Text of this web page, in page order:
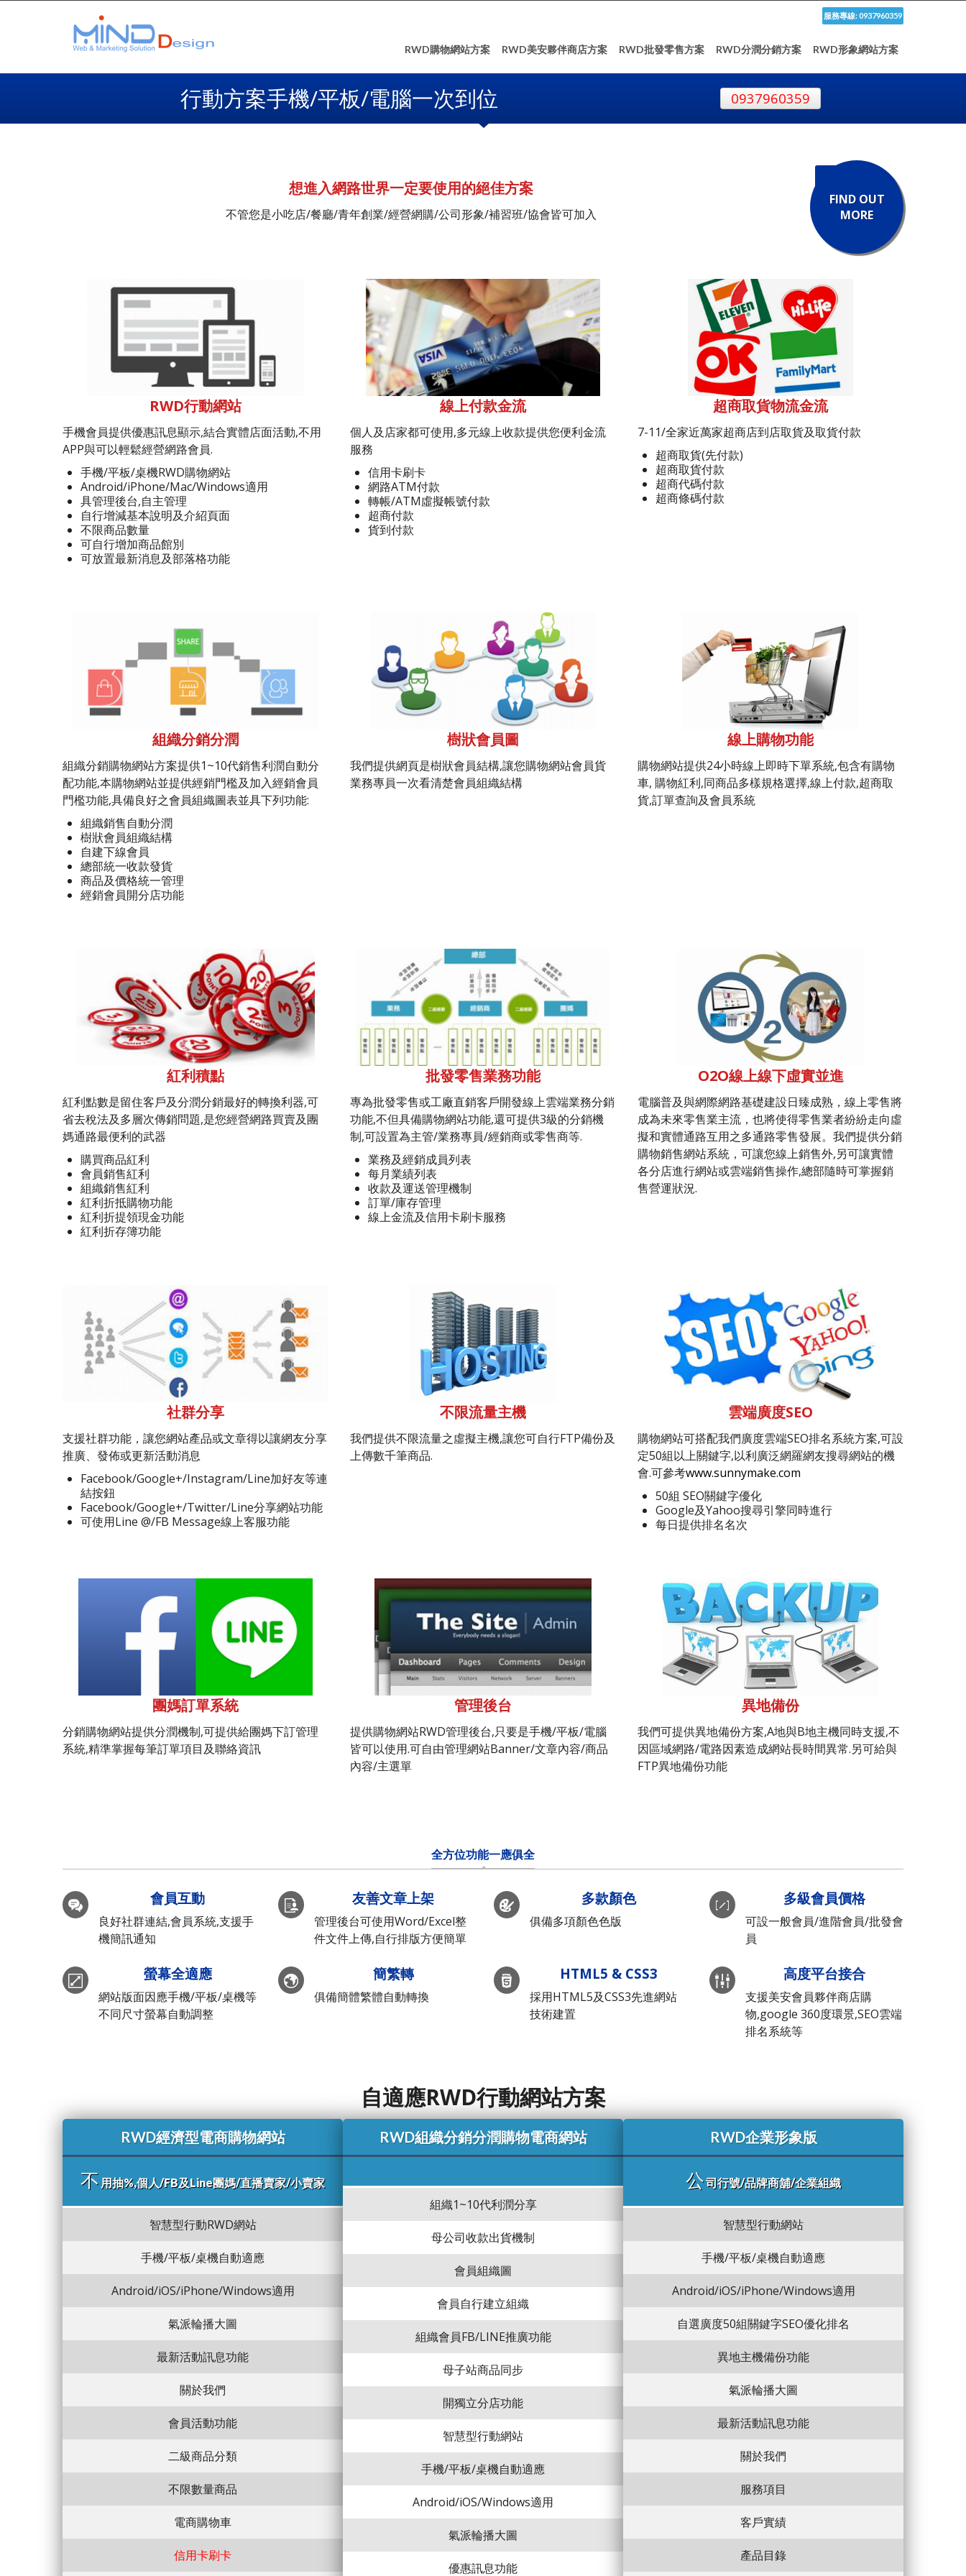
服務專線: 0937960359
RWD購物網站方案 RWD美安夥伴商店方案 RWD批發零售方案 RWD分潤分銷方案 RWD形象網站方案
行動方案手機/平板/電腦一次到位 0937960359
想進入網路世界一定要使用的絕佳方案
不管您是小吃店/餐廳/青年創業/經營網購/公司形象/補習班/協會皆可加入
FIND OUT
MORE
RWD行動網站
手機會員提供優惠訊息顯示,結合實體店面活動,不用
APP與可以輕鬆經營網路會員.
手機/平板/桌機RWD購物網站
Android/iPhone/Mac/Windows適用
具管理後台,自主管理
自行增減基本說明及介紹頁面
不限商品數量
可自行增加商品館別
可放置最新消息及部落格功能
線上付款金流
個人及店家都可使用,多元線上收款提供您便利金流
服務
信用卡刷卡
網路ATM付款
轉帳/ATM虛擬帳號付款
超商付款
貨到付款
超商取貨物流金流
7-11/全家近萬家超商店到店取貨及取貨付款
超商取貨(先付款)
超商取貨付款
超商代碼付款
超商條碼付款
組織分銷分潤
組織分銷購物網站方案提供1~10代銷售利潤自動分
配功能,本購物網站並提供經銷門檻及加入經銷會員
門檻功能,具備良好之會員組織圖表並具下列功能:
組織銷售自動分潤
樹狀會員組織結構
自建下線會員
總部統一收款發貨
商品及價格統一管理
經銷會員開分店功能
樹狀會員圖
我們提供網頁是樹狀會員結構,讓您購物網站會員貨
業務專員一次看清楚會員組織結構
線上購物功能
購物網站提供24小時線上即時下單系統,包含有購物
車, 購物紅利,同商品多樣規格選擇,線上付款,超商取
貨,訂單查詢及會員系統
紅利積點
紅利點數是留住客戶及分潤分銷最好的轉換利器,可
省去稅法及多層次傳銷問題,是您經營網路買賣及團
媽通路最便利的武器
購買商品紅利
會員銷售紅利
組織銷售紅利
紅利折抵購物功能
紅利折提領現金功能
紅利折存簿功能
批發零售業務功能
專為批發零售或工廠直銷客戶開發線上雲端業務分銷
功能,不但具備購物網站功能,還可提供3級的分銷機
制,可設置為主管/業務專員/經銷商或零售商等.
業務及經銷成員列表
每月業績列表
收款及運送管理機制
訂單/庫存管理
線上金流及信用卡刷卡服務
O2O線上線下虛實並進
電腦普及與網際網路基礎建設日臻成熟，線上零售將
成為未來零售業主流，也將使得零售業者紛紛走向虛
擬和實體通路互用之多通路零售發展。我們提供分銷
購物銷售網站系統，可讓您線上銷售外,另可讓實體
各分店進行網站或雲端銷售操作,總部隨時可掌握銷
售營運狀況.
社群分享
支援社群功能，讓您網站產品或文章得以讓網友分享
推廣、發佈或更新活動消息
Facebook/Google+/Instagram/Line加好友等連
結按鈕
Facebook/Google+/Twitter/Line分享網站功能
可使用Line @/FB Message線上客服功能
不限流量主機
我們提供不限流量之虛擬主機,讓您可自行FTP備份及
上傳數千筆商品.
雲端廣度SEO
購物網站可搭配我們廣度雲端SEO排名系統方案,可設
定50組以上關鍵字,以利廣泛網羅網友搜尋網站的機
會.可參考www.sunnymake.com
50組 SEO關鍵字優化
Google及Yahoo搜尋引擎同時進行
每日提供排名名次
團媽訂單系統
分銷購物網站提供分潤機制,可提供給團媽下訂管理
系統,精準掌握每筆訂單項目及聯絡資訊
管理後台
提供購物網站RWD管理後台,只要是手機/平板/電腦
皆可以使用.可自由管理網站Banner/文章內容/商品
內容/主選單
異地備份
我們可提供異地備份方案,A地與B地主機同時支援,不
因區域網路/電路因素造成網站長時間異常.另可給與
FTP異地備份功能
全方位功能一應俱全
會員互動
良好社群連結,會員系統,支援手
機簡訊通知
螢幕全適應
網站版面因應手機/平板/桌機等
不同尺寸螢幕自動調整
友善文章上架
管理後台可使用Word/Excel整
件文件上傳,自行排版方便簡單
簡繁轉
俱備簡體繁體自動轉換
多款顏色
俱備多項顏色色版
HTML5 & CSS3
採用HTML5及CSS3先進網站
技術建置
多級會員價格
可設一般會員/進階會員/批發會
員
高度平台接合
支援美安會員夥伴商店購
物,google 360度環景,SEO雲端
排名系統等
自適應RWD行動網站方案
RWD經濟型電商購物網站
不 用抽%,個人/FB及Line團媽/直播賣家/小賣家
智慧型行動RWD網站
手機/平板/桌機自動適應
Android/iOS/iPhone/Windows適用
氣派輪播大圖
最新活動訊息功能
關於我們
會員活動功能
二級商品分類
不限數量商品
電商購物車
信用卡刷卡
RWD組織分銷分潤購物電商網站
組織1~10代利潤分享
母公司收款出貨機制
會員組織圖
會員自行建立組織
組織會員FB/LINE推廣功能
母子站商品同步
開獨立分店功能
智慧型行動網站
手機/平板/桌機自動適應
Android/iOS/Windows適用
氣派輪播大圖
優惠訊息功能
RWD企業形象版
公司行號/品牌商舖/企業組織
智慧型行動網站
手機/平板/桌機自動適應
Android/iOS/iPhone/Windows適用
自選廣度50組關鍵字SEO優化排名
異地主機備份功能
氣派輪播大圖
最新活動訊息功能
關於我們
服務項目
客戶實績
產品目錄